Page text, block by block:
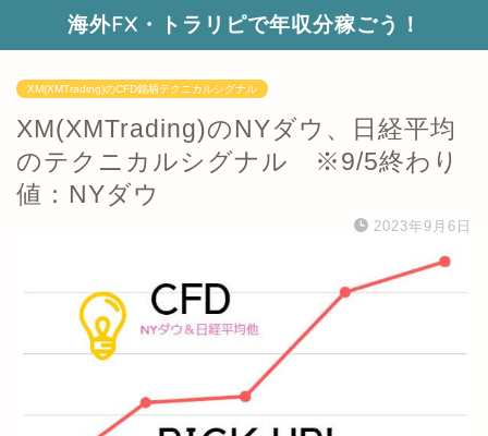
海外FX・トラリピで年収分稼ごう！
XM(XMTrading)のCFD銘柄テクニカルシグナル
XM(XMTrading)のNYダウ、日経平均
のテクニカルシグナル ※9/5終わり
値：NYダウ
2023年9月6日